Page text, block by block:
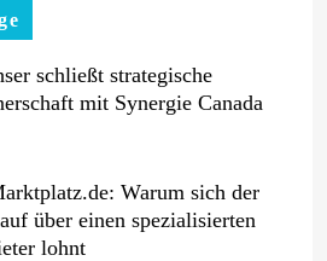
schließt strategische
mit Synergie Canada
Warum sich der
über einen spezialisierten
lohnt